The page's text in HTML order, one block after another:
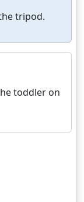
tripod.
toddler on